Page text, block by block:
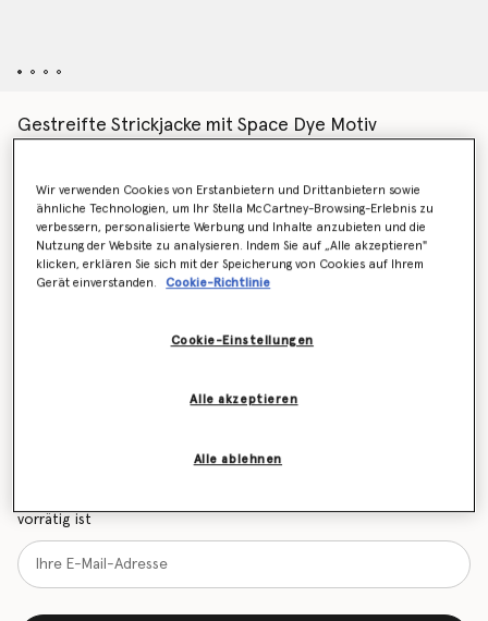
Gestreifte Strickjacke mit Space Dye Motiv
Farbe Mehrfarbig
ausgewählt
Erfahren Sie als Erstes, wenn der Artikel wieder auf
vorrätig ist
Wir verwenden Cookies von Erstanbietern und Drittanbietern sowie
ähnliche Technologien, um Ihr Stella McCartney-Browsing-Erlebnis zu
verbessern, personalisierte Werbung und Inhalte anzubieten und die
Nutzung der Website zu analysieren. Indem Sie auf „Alle akzeptieren"
klicken, erklären Sie sich mit der Speicherung von Cookies auf Ihrem
Gerät einverstanden.
Cookie-Richtlinie
Cookie-Einstellungen
Alle ablehnen
Alle akzeptieren